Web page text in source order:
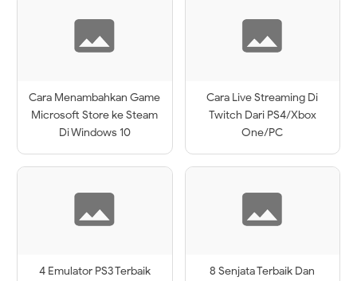
Cara Menambahkan Game
Microsoft Store ke Steam
Di Windows 10
Cara Live Streaming Di
Twitch Dari PS4/Xbox
One/PC
4 Emulator PS3 Terbaik
8 Senjata Terbaik Dan